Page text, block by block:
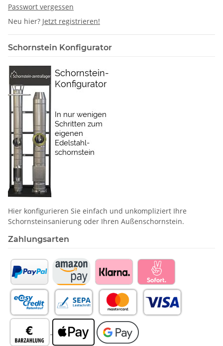
Passwort vergessen
Neu hier? Jetzt registrieren!
Schornstein Konfigurator
Hier konfigurieren Sie einfach und unkompliziert Ihre
Schornstein­sanierung oder Ihren Außenschornstein.
Zahlungsarten